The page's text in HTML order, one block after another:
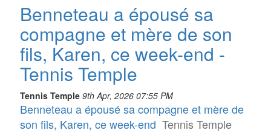
Benneteau a épousé sa
compagne et mère de son
fils, Karen, ce week-end -
Tennis Temple
Tennis Temple 9th Apr, 2026 07:55 PM
Benneteau a épousé sa compagne et mère de
son fils, Karen, ce week-end Tennis Temple